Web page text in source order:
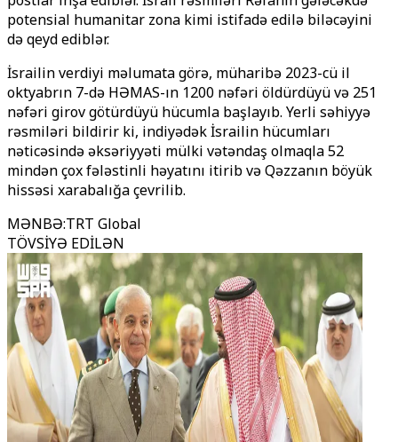
potensial humanitar zona kimi istifadə edilə biləcəyini
də qeyd ediblər.
İsrailin verdiyi məlumata görə, müharibə 2023-cü il
oktyabrın 7-də HƏMAS-ın 1200 nəfəri öldürdüyü və 251
nəfəri girov götürdüyü hücumla başlayıb. Yerli səhiyyə
rəsmiləri bildirir ki, indiyədək İsrailin hücumları
nəticəsində əksəriyyəti mülki vətəndaş olmaqla 52
mindən çox fələstinli həyatını itirib və Qəzzanın böyük
hissəsi xarabalığa çevrilib.
MƏNBƏ:TRT Global
TÖVSİYƏ EDİLƏN